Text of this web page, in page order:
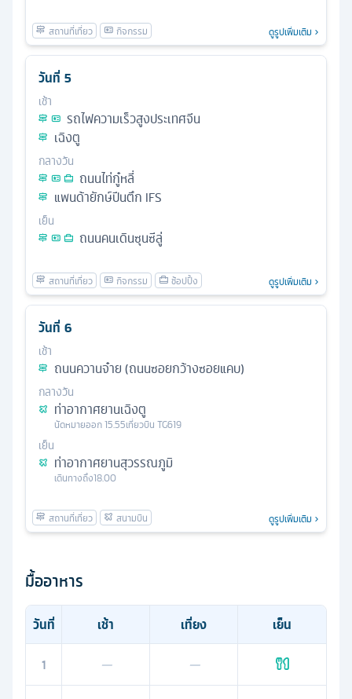
ดูรูปเพิ่มเติม
วันที่ 5
เช้า
รถไฟความเร็วสูงประเทศจีน
เฉิงตู
กลางวัน
ถนนไท่กู๋หลี่
แพนด้ายักษ์ปีนตึก IFS
เย็น
ถนนคนเดินซุนซีลู่
ดูรูปเพิ่มเติม
วันที่ 6
เช้า
ถนนควานจ๋าย (ถนนซอยกว้างซอยแคบ)
กลางวัน
ท่าอากาศยานเฉิงตู
นัดหมายออก15.55เที่ยวบิน TG619
เย็น
ท่าอากาศยานสุวรรณภูมิ
เดินทางถึง18.00
ดูรูปเพิ่มเติม
มื้ออาหาร
วันที่ เช้า เที่ยง
เย็น
1
— —